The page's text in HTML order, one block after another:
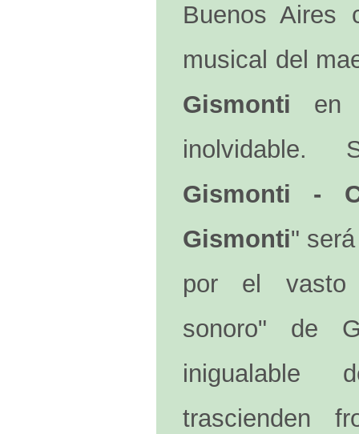
Buenos Aires
musical del
Gismonti en
Gismonti -
Gismonti"
por el vasto
sonoro" de
inigualable
trascienden